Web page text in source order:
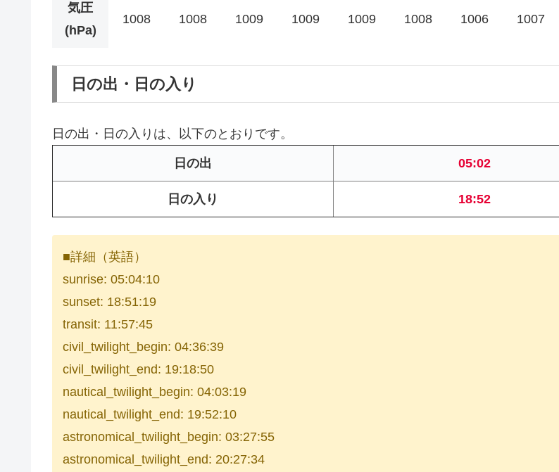
気圧
(hPa)
1008 1008 1009 1009 1009 1008 1006 1007
日の出・日の入り
日の出・日の入りは、以下のとおりです。
日の出 05:02
日の入り 18:52
■詳細（英語）
sunrise: 05:04:10
sunset: 18:51:19
transit: 11:57:45
civil_twilight_begin: 04:36:39
civil_twilight_end: 19:18:50
nautical_twilight_begin: 04:03:19
nautical_twilight_end: 19:52:10
astronomical_twilight_begin: 03:27:55
astronomical_twilight_end: 20:27:34